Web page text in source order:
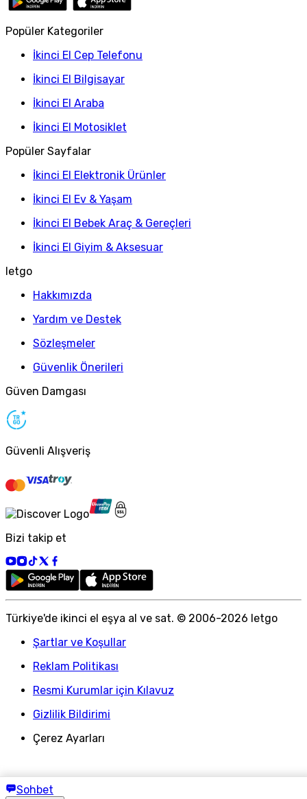
Sohbet
Popüler Kategoriler
İkinci El Cep Telefonu
İkinci El Bilgisayar
İkinci El Araba
İkinci El Motosiklet
Popüler Sayfalar
İkinci El Elektronik Ürünler
İkinci El Ev & Yaşam
İkinci El Bebek Araç & Gereçleri
İkinci El Giyim & Aksesuar
letgo
Hakkımızda
Yardım ve Destek
Sözleşmeler
Güvenlik Önerileri
Güven Damgası
Güvenli Alışveriş
Bizi takip et
Türkiye'de ikinci el eşya al ve sat. © 2006-2026 letgo
Şartlar ve Koşullar
Reklam Politikası
Resmi Kurumlar için Kılavuz
Gizlilik Bildirimi
Çerez Ayarları